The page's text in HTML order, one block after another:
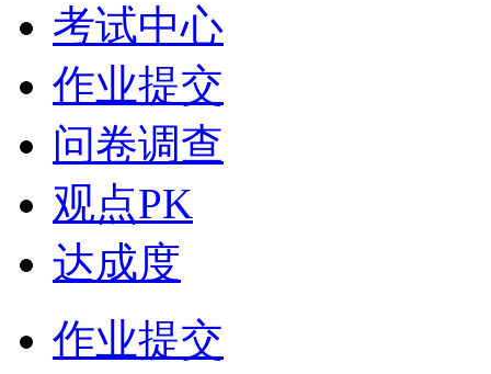
考试中心
作业提交
问卷调查
观点PK
达成度
作业提交